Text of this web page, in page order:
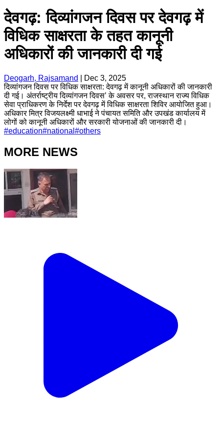
देेवगढ़: दिव्यांगजन दिवस पर देवगढ़ में
विधिक साक्षरता के तहत कानूनी
अधिकारों की जानकारी दी गई
Deogarh, Rajsamand
Dec 3, 2025
दिव्यांगजन दिवस पर विधिक साक्षरता: देवगढ़ में कानूनी अधिकारों की जानकारी
दी गई। अंतर्राष्ट्रीय दिव्यांगजन दिवस’ के अवसर पर, राजस्थान राज्य विधिक
सेवा प्राधिकरण के निर्देश पर देवगढ़ में विधिक साक्षरता शिविर आयोजित हुआ।
अधिकार मित्र विजयलक्ष्मी धाभाई ने पंचायत समिति और उपखंड कार्यालय में
लोगों को कानूनी अधिकारों और सरकारी योजनाओं की जानकारी दी।
#education#national #others
MORE NEWS